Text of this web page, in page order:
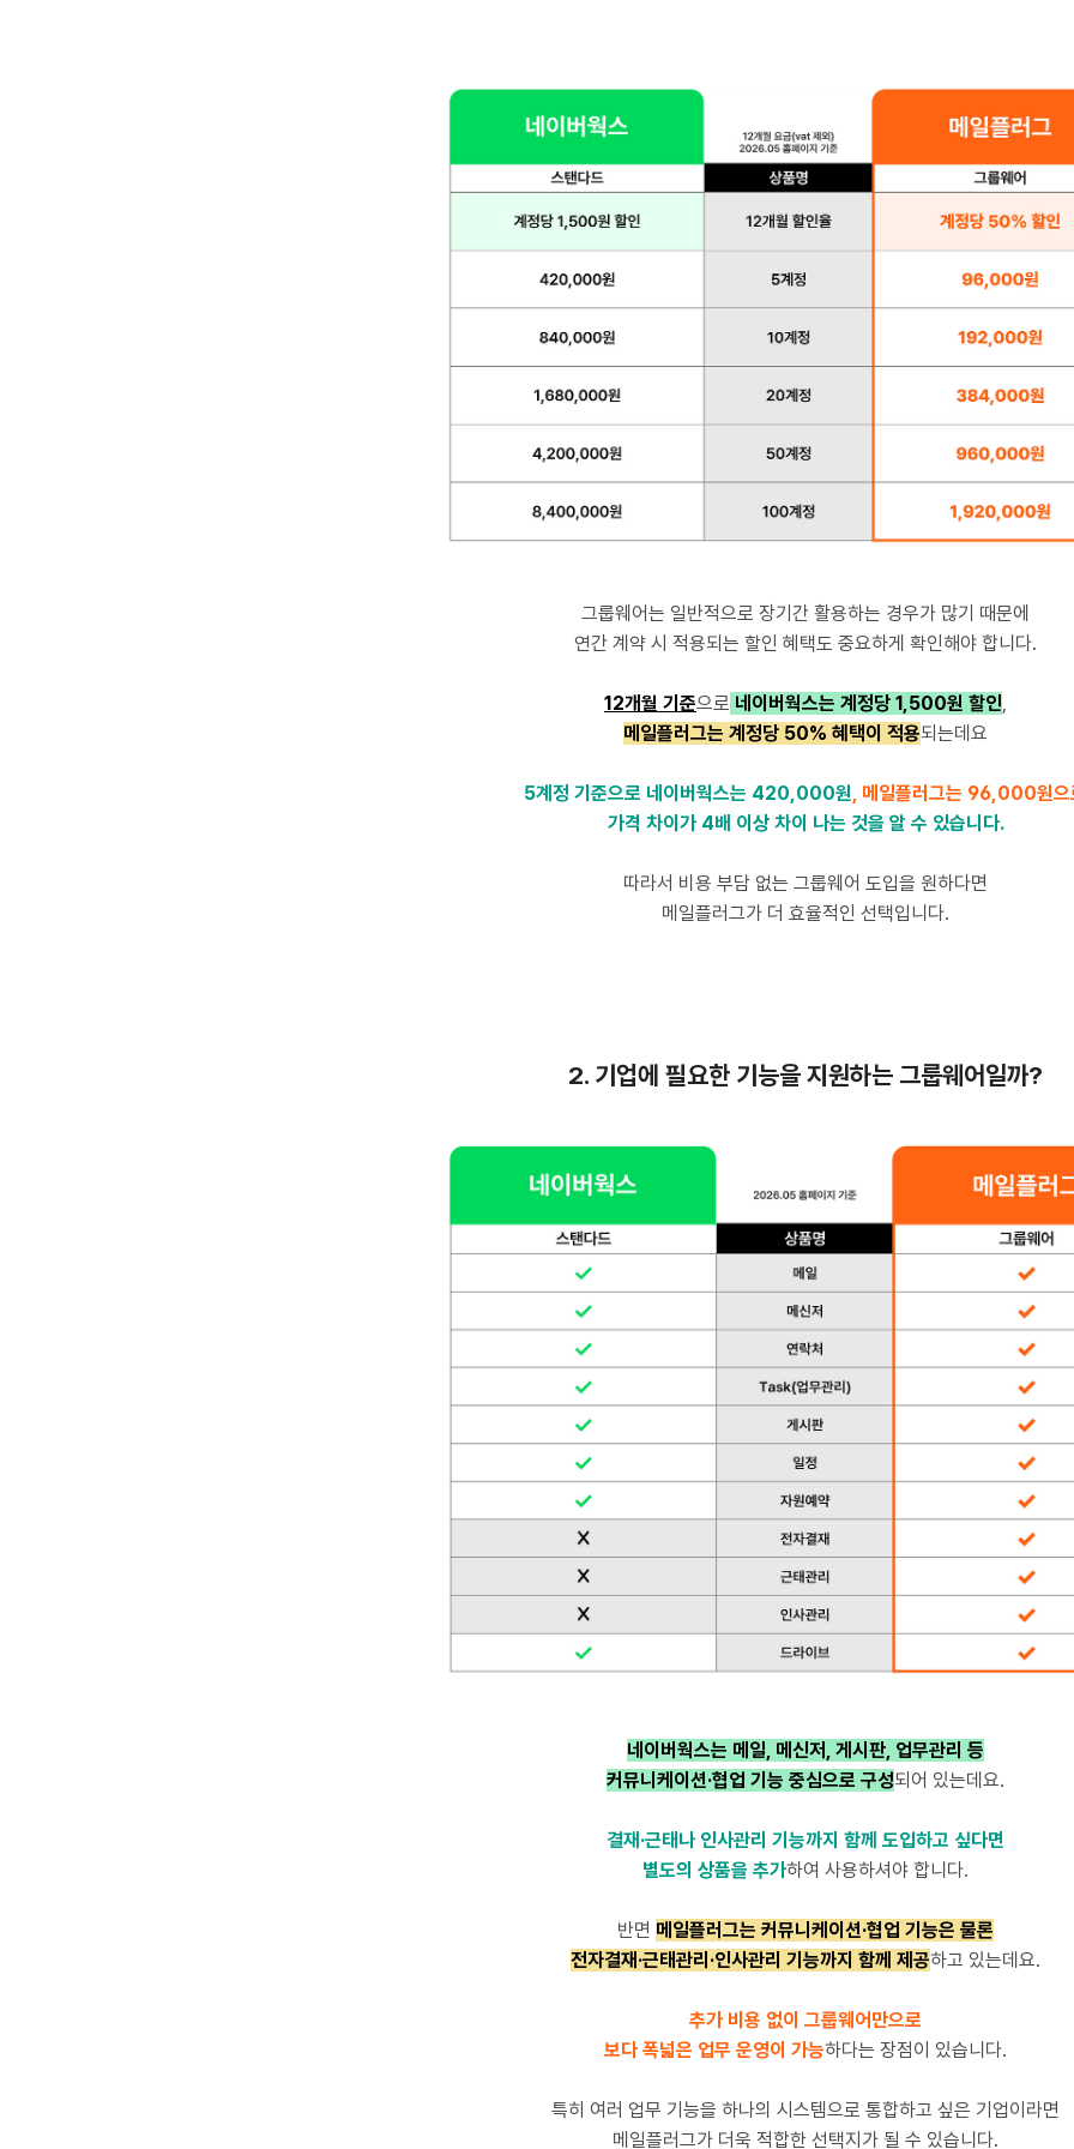
그룹웨어는 일반적으로 장기간 활용하는 경우가 많기 때문에
연간 계약 시 적용되는 할인 혜택도 중요하게 확인해야 합니다.
12개월 기준으로 네이버웍스는 계정당 1,500원 할인,
메일플러그는 계정당 50% 혜택이 적용되는데요
5계정 기준으로 네이버웍스는 420,000원, 메일플러그는 96,000원으
가격 차이가 4배 이상 차이 나는 것을 알 수 있습니다.
따라서 비용 부담 없는 그룹웨어 도입을 원하다면
메일플러그가 더 효율적인 선택입니다.
2. 기업에 필요한 기능을 지원하는 그룹웨어일까?
네이버웍스는 메일, 메신저, 게시판, 업무관리 등
커뮤니케이션·협업 기능 중심으로 구성되어 있는데요.
결재·근태나 인사관리 기능까지 함께 도입하고 싶다면
별도의 상품을 추가하여 사용하셔야 합니다.
반면 메일플러그는 커뮤니케이션·협업 기능은 물론
전자결재·근태관리·인사관리 기능까지 함께 제공하고 있는데요.
추가 비용 없이 그룹웨어만으로
보다 폭넓은 업무 운영이 가능하다는 장점이 있습니다.
특히 여러 업무 기능을 하나의 시스템으로 통합하고 싶은 기업이라면
메일플러그가 더욱 적합한 선택지가 될 수 있습니다.